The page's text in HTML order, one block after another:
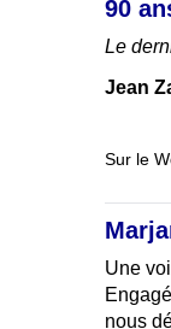
90
Le
Jean
Sur le
Une
nous